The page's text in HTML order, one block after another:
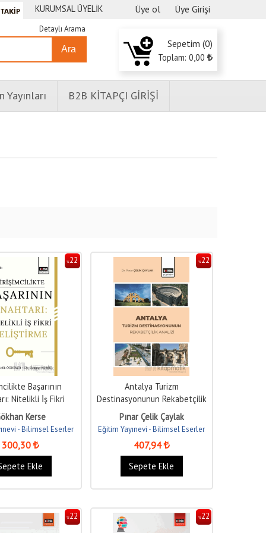
Üye ol Üye Girişi
KURUMSAL ÜYELİK
Ara
Detaylı Arama
Sepetim (0)
Toplam: 0 ,00
Yayınları B2B KİTAPÇI GİRİŞİ
%22
Başarının
Nitelikli İş Fikri
GeliştirmeKerse
- Bilimsel Eserler
300,30
Ekle
%22
Antalya Turizm
Destinasyonunun Rekabetçilik
Analizi
Pınar Çelik Çaylak
Eğitim Yayınevi - Bilimsel Eserler
407,94
Sepete Ekle
%22 %22